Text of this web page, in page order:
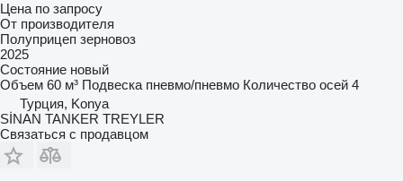
Цена по запросу
От производителя
Полуприцеп зерновоз
2025
Состояние новый
Объем 60 м³ Подвеска пневмо/пневмо Количество осей 4
Турция, Konya
SİNAN TANKER TREYLER
Связаться с продавцом